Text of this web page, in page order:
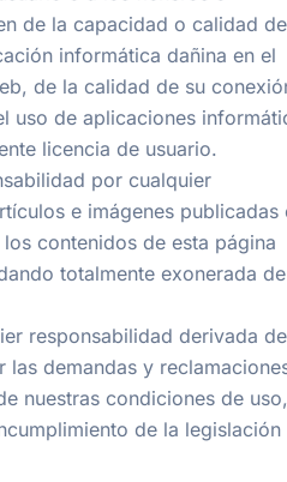
de la capacidad o calidad
informática dañina en el
de la calidad de su
uso de aplicaciones
licencia de usuario.
por cualquier
e imágenes publicadas
contenidos de esta página
totalmente exonerada de
responsabilidad derivada de
demandas y
nuestras condiciones de uso,
de la legislación